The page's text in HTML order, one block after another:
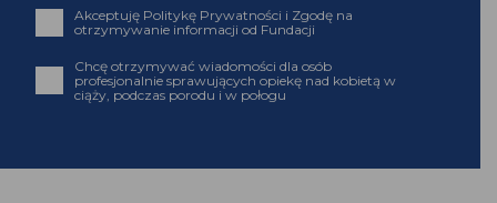
Akceptuję Politykę Prywatności i Zgodę na
otrzymywanie informacji od Fundacji
Chcę otrzymywać wiadomości dla osób
profesjonalnie sprawujących opiekę nad kobietą w
ciąży, podczas porodu i w połogu